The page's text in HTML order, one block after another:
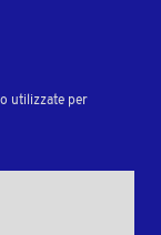
utilizzate per